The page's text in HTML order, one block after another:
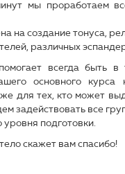
мы проработаем
на создание тонуса,
различных
всегда быть
основного
для тех, кто может
задействовать все
подготовки.
скажет вам спасибо!